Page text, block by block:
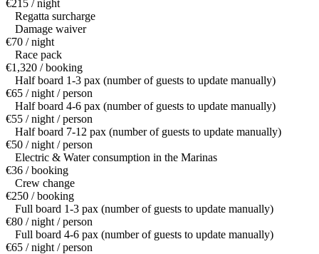
€215 / night
Regatta surcharge
Damage waiver
€70 / night
Race pack
€1,320 / booking
Half board 1-3 pax (number of guests to update manually)
€65 / night / person
Half board 4-6 pax (number of guests to update manually)
€55 / night / person
Half board 7-12 pax (number of guests to update manually)
€50 / night / person
Electric & Water consumption in the Marinas
€36 / booking
Crew change
€250 / booking
Full board 1-3 pax (number of guests to update manually)
€80 / night / person
Full board 4-6 pax (number of guests to update manually)
€65 / night / person